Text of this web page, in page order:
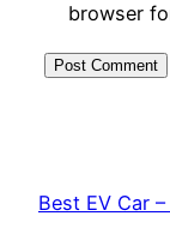
browser
Best EV Car